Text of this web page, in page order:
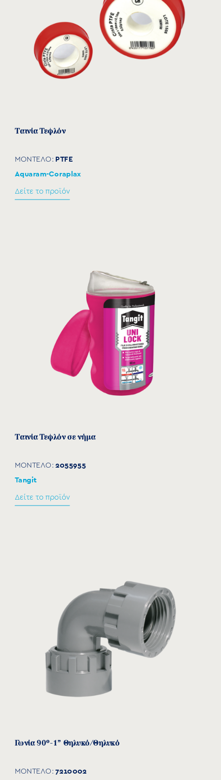
41,5 45,5 55,5 1”
Ταινία Τεφλόν
ΜΟΝΤΕΛΟ: PTFE
Aquaram-Coraplax
Δείτε το προϊόν
Ταινία Τεφλόν σε νήμα
ΜΟΝΤΕΛΟ:2055955
Tangit
Δείτε το προϊόν
Γωνία 90°-1” Θηλυκό/Θηλυκό
ΜΟΝΤΕΛΟ:7210002